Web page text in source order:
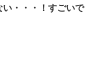
い・・・！すごいで